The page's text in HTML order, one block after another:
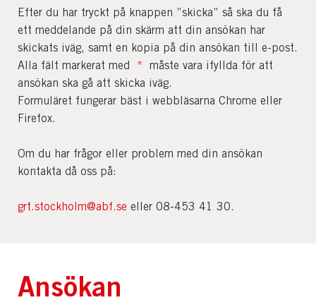
Efter du har tryckt på knappen ”skicka” så ska du få
ett meddelande på din skärm att din ansökan har
skickats iväg, samt en kopia på din ansökan till e-post.
Alla fält markerat med
* måste vara ifyllda för att
ansökan ska gå att skicka iväg.
Formuläret fungerar bäst i webbläsarna Chrome eller
Firefox.
Om du har frågor eller problem med din ansökan
kontakta då oss på:
grt.stockholm@abf.se eller 08-453 41 30.
Ansökan